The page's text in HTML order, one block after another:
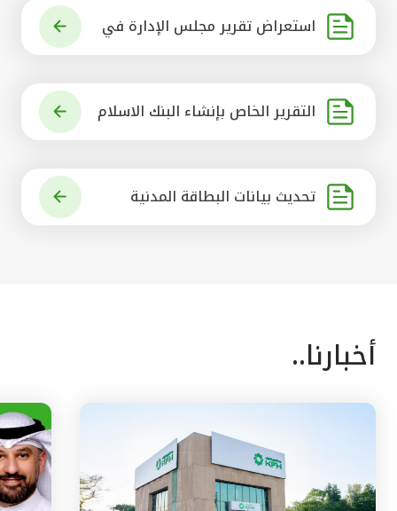
استعراض تقرير مجلس الإدارة في
التقرير الخاص بإنشاء البنك الاسلام
تحديث بيانات البطاقة المدنية
أخبارنا..